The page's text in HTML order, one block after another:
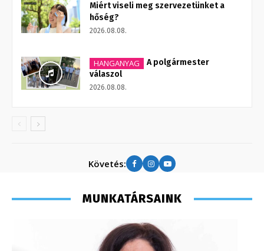
Miért viseli meg szervezetünket a
hőség?
2026.08.08.
HANGANYAG
A polgármester
válaszol
2026.08.08.
Követés:
MUNKATÁRSAINK